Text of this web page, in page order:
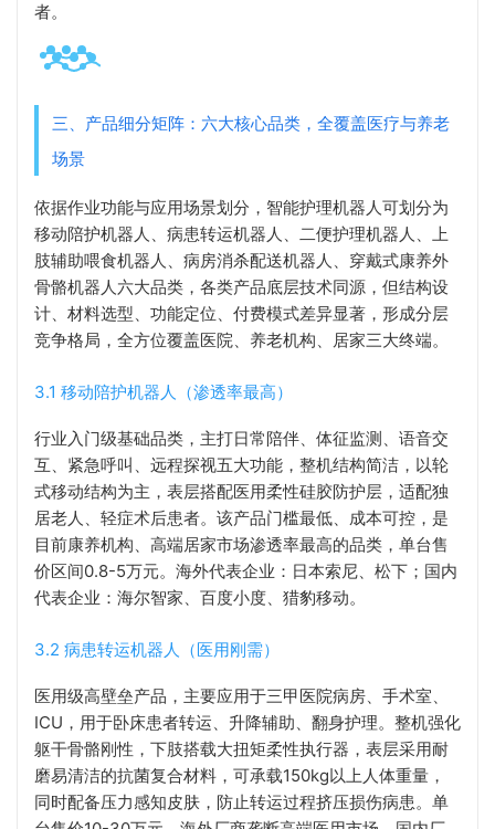
者。
三、产品细分矩阵：六大核心品类，全覆盖医疗与养老
场景
依据作业功能与应用场景划分，智能护理机器人可划分为
移动陪护机器人、病患转运机器人、二便护理机器人、上
肢辅助喂食机器人、病房消杀配送机器人、穿戴式康养外
骨骼机器人六大品类，各类产品底层技术同源，但结构设
计、材料选型、功能定位、付费模式差异显著，形成分层
竞争格局，全方位覆盖医院、养老机构、居家三大终端。
3.1 移动陪护机器人（渗透率最高）
行业入门级基础品类，主打日常陪伴、体征监测、语音交
互、紧急呼叫、远程探视五大功能，整机结构简洁，以轮
式移动结构为主，表层搭配医用柔性硅胶防护层，适配独
居老人、轻症术后患者。该产品门槛最低、成本可控，是
目前康养机构、高端居家市场渗透率最高的品类，单台售
价区间0.8-5万元。海外代表企业：日本索尼、松下；国内
代表企业：海尔智家、百度小度、猎豹移动。
3.2 病患转运机器人（医用刚需）
医用级高壁垒产品，主要应用于三甲医院病房、手术室、
ICU，用于卧床患者转运、升降辅助、翻身护理。整机强化
躯干骨骼刚性，下肢搭载大扭矩柔性执行器，表层采用耐
磨易清洁的抗菌复合材料，可承载150kg以上人体重量，
同时配备压力感知皮肤，防止转运过程挤压损伤病患。单